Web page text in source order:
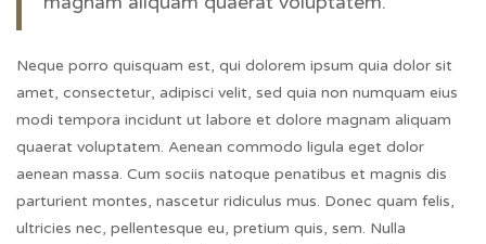
Neque porro quisquam est, qui dolorem ipsum quia dolor sit
amet, consectetur, adipisci velit, sed quia non numquam eius
modi tempora incidunt ut labore et dolore magnam aliquam
quaerat voluptatem. Aenean commodo ligula eget dolor
aenean massa. Cum sociis natoque penatibus et magnis dis
parturient montes, nascetur ridiculus mus. Donec quam felis,
ultricies nec, pellentesque eu, pretium quis, sem. Nulla